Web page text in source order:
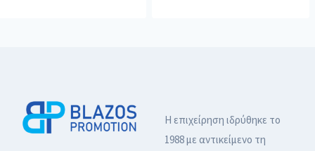
Η επιχείρηση ιδρύθηκε το
1988 με αντικείμενο τη